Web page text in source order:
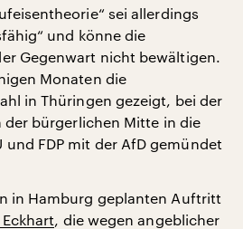
sei allerdings
und könne die
Gegenwart nicht bewältigen.
Monaten die
in Thüringen gezeigt, bei der
der bürgerlichen Mitte in die
und FDP mit der AfD gemündet
in Hamburg geplanten Auftritt
, die wegen angeblicher